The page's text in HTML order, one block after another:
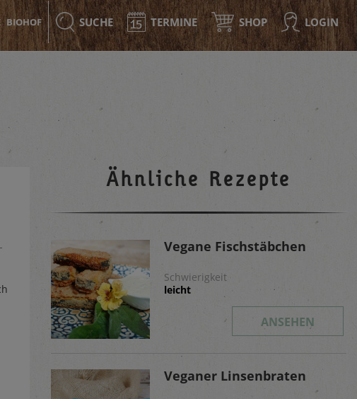
BIOHOF SUCHE TERMINE SHOP LOGIN
Ähnliche Rezepte
Vegane Fischstäbchen
Schwierigkeit
leicht
ANSEHEN
Veganer Linsenbraten